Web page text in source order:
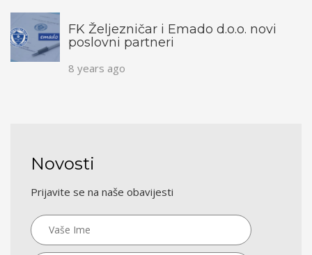
FK Željezničar i Emado d.o.o. novi
poslovni partneri
8 years ago
Novosti
Prijavite se na naše obavijesti